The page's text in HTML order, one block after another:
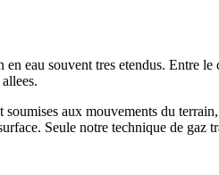
eau souvent tres etendus. Entre
aux mouvements du
Seule notre technique de